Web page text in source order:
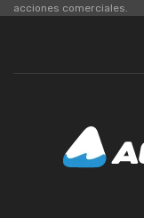
acciones comerciales.